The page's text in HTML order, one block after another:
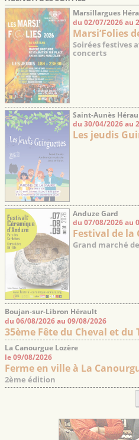
Marsillargues
du 02/07/2026 au
Marsi’Folies
Soirées festives
concerts
Saint-Aunès
du 30/04/2026 au
Les jeudis
Anduze Gard
du 07/08/2026 au
Festival de la
Grand marché
Boujan-sur-Libron Hérault
du 06/08/2026 au 09/08/2026
35ème Fête du Cheval et du
La Canourgue Lozère
le 09/08/2026
Ferme en ville à La
2ème édition